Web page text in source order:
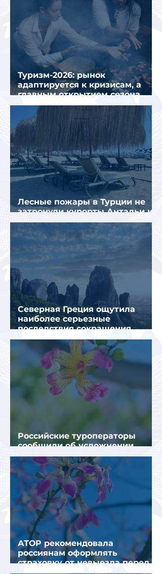
Туризм-2026: рынок
адаптируется к кризисам, а
главным открытием сезона
стал Вьетнам
Лесные пожары в Турции не
затронули курорты Антальи и
Муглы
Северная Греция ощутила
наиболее серьезные
последствия сокращения
турпотока из России
Российские туроператоры
сообщили об усложнении
получения виз в Грецию
АТОР рекомендовала
россиянам оформлять
страховку от невыезда перед